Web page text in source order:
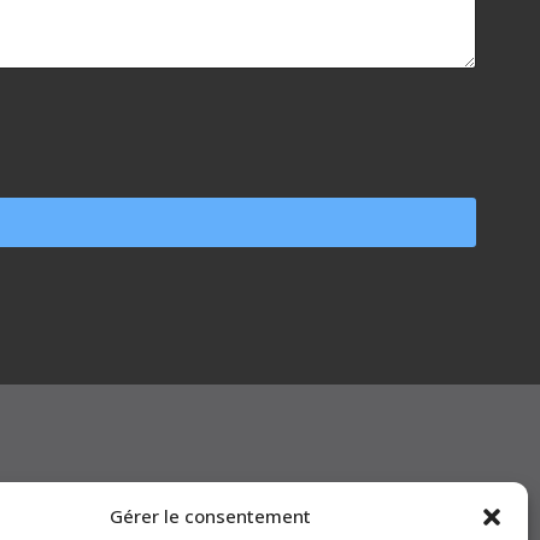
Gérer le consentement